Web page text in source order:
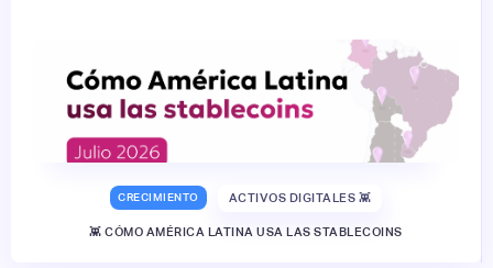
CRECIMIENTO ACTIVOS DIGITALES 👾
👾 CÓMO AMÉRICA LATINA USA LAS STABLECOINS